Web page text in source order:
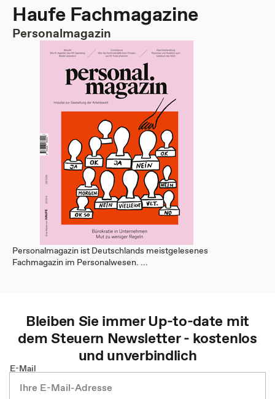
Haufe Fachmagazine
Personalmagazin
Personalmagazin ist Deutschlands meistgelesenes
Fachmagazin im Personalwesen. ...
Bleiben Sie immer Up-to-date mit
demSteuern Newsletter - kostenlos
und unverbindlich
E-Mail